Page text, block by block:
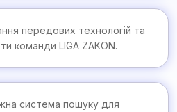
передових технологій та
команди LIGA ZAKON.
система пошуку для